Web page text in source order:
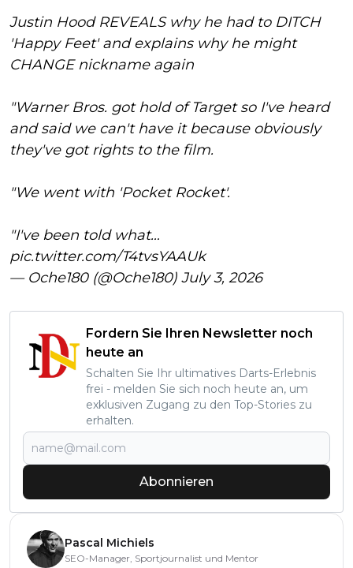
Justin Hood REVEALS why he had to DITCH
'Happy Feet' and explains why he might
CHANGE nickname again
"Warner Bros. got hold of Target so I've heard
and said we can't have it because obviously
they've got rights to the film.
"We went with 'Pocket Rocket'.
"I've been told what…
pic.twitter.com/T4tvsYAAUk
— Oche180 (@Oche180) July 3, 2026
Fordern Sie Ihren Newsletter noch
heute an
Schalten Sie Ihr ultimatives Darts-Erlebnis
frei - melden Sie sich noch heute an, um
exklusiven Zugang zu den Top-Stories zu
erhalten.
Abonnieren
Pascal Michiels
SEO-Manager, Sportjournalist und Mentor